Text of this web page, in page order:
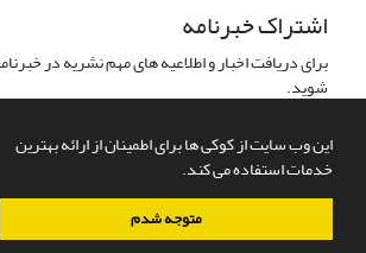
این وب سایت از کوکی ها برای اطمینان از ارائه بهترین
خدمات استفاده می کند.
متوجه شدم
اشتراک خبرنامه
برای دریافت اخبار و اطلاعیه های مهم نشریه در
شوید.
سامانه مدیریت نشریات علمی.طراحی و پیاده سازی از